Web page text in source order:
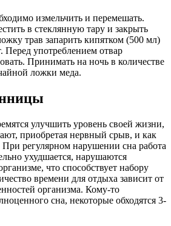
измельчить и перемешать.
в стеклянную тару и закрыть
трав запарить кипятком (500 мл)
Перед употреблением отвар
Принимать на ночь в количестве
ложки меда.
улучшить уровень своей жизни,
приобретая нервный срыв, и как
При регулярном нарушении сна работа
ухудшается, нарушаются
что способствует набору
времени для отдыха зависит от
организма. Кому-то
сна, некоторые обходятся 3-